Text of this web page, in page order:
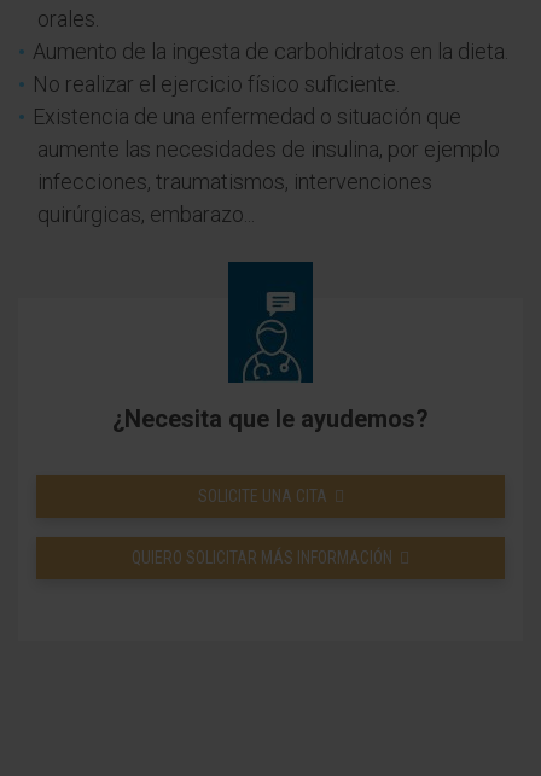
orales.
Aumento de la ingesta de carbohidratos en la dieta.
No realizar el ejercicio físico suficiente.
Existencia de una enfermedad o situación que
aumente las necesidades de insulina, por ejemplo
infecciones, traumatismos, intervenciones
quirúrgicas, embarazo...
¿Necesita que le ayudemos?
SOLICITE UNA CITA
QUIERO SOLICITAR MÁS INFORMACIÓN